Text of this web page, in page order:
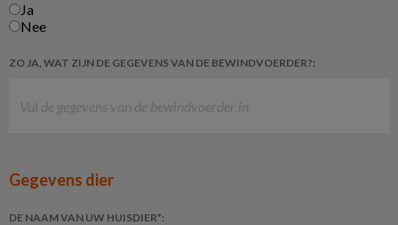
Ja
Nee
ZO JA, WAT ZIJN DE GEGEVENS VAN DE BEWINDVOERDER?:
Gegevens dier
DE NAAM VAN UW HUISDIER*: